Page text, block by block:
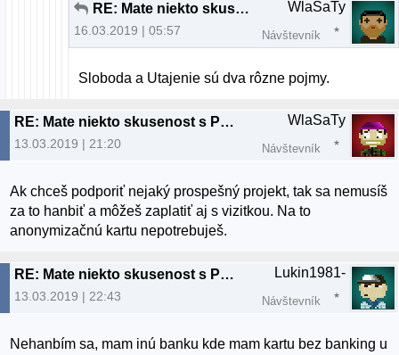
RE: Mate niekto skusenost s Paysafecard?
16.03.2019 | 05:57
WlaSaTy
Návštevník
Sloboda a Utajenie sú dva rôzne pojmy.
RE: Mate niekto skusenost s Paysafecard?
13.03.2019 | 21:20
WlaSaTy
Návštevník
Ak chceš podporiť nejaký prospešný projekt, tak sa nemusíš
za to hanbiť a môžeš zaplatiť aj s vizitkou. Na to
anonymizačnú kartu nepotrebuješ.
RE: Mate niekto skusenost s Paysafecard?
13.03.2019 | 22:43
Lukin1981-
Návštevník
Nehanbím sa, mam inú banku kde mam kartu bez banking u